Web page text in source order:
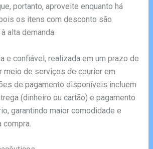
portanto, aproveite enquanto há
os itens com desconto são
alta demanda.
e confiável, realizada em um prazo de
meio de serviços de courier em
de pagamento disponíveis incluem
(dinheiro ou cartão) e pagamento
garantindo maior comodidade e
compra.